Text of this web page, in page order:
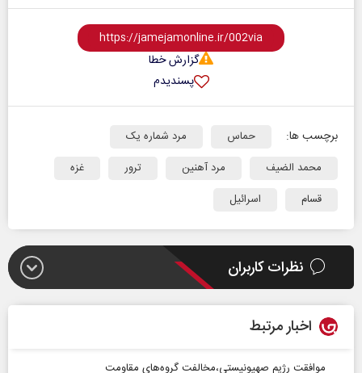
گزارش خطا
پسندیدم
برچسب ها: حماس
مرد شماره یک
محمد الضیف
مرد آهنین ترور
غزه
قسام
اسرائیل
نظرات کاربران
اخبار مرتبط
موافقت رژیم صهیونیستی،مخالفت گروه‌های مقاومت